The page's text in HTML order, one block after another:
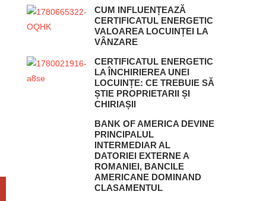
CUM INFLUENȚEAZĂ
CERTIFICATUL ENERGETIC
VALOAREA LOCUINȚEI LA
VÂNZARE
CERTIFICATUL ENERGETIC
LA ÎNCHIRIEREA UNEI
LOCUINȚE: CE TREBUIE SĂ
ȘTIE PROPRIETARII ȘI
CHIRIAȘII
BANK OF AMERICA DEVINE
PRINCIPALUL
INTERMEDIAR AL
DATORIEI EXTERNE A
ROMANIEI, BANCILE
AMERICANE DOMINAND
CLASAMENTUL